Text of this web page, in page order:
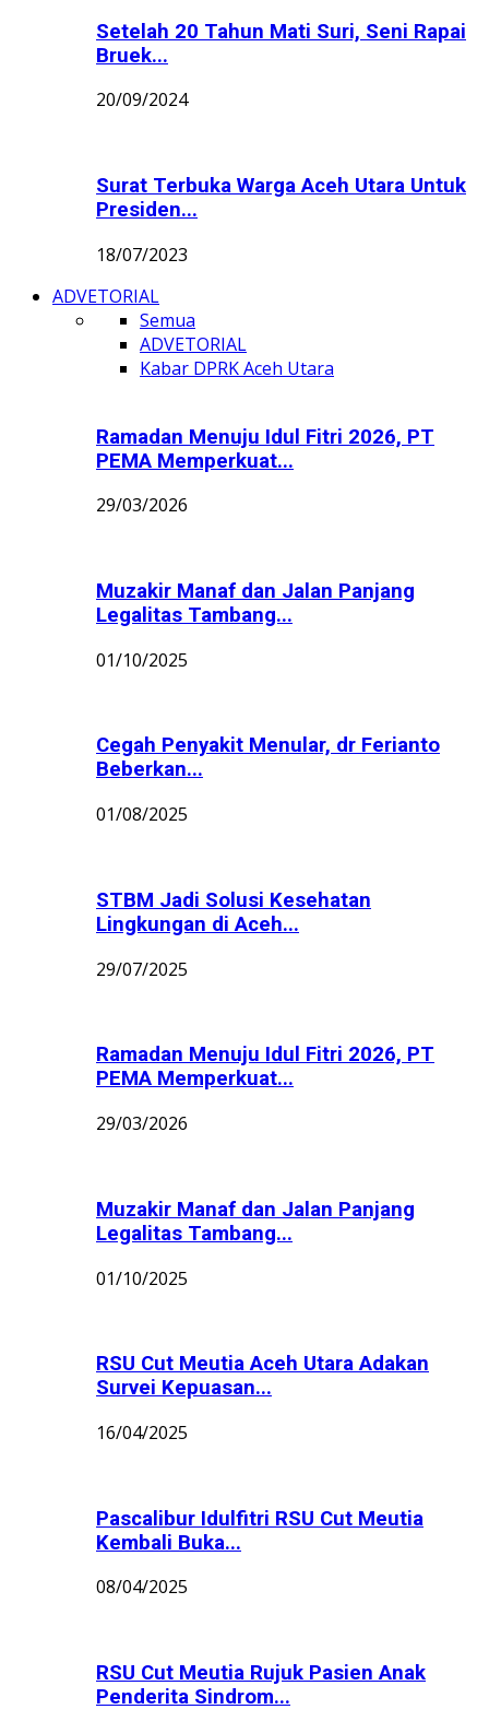
Setelah 20 Tahun Mati Suri, Seni Rapai
Bruek...
20/09/2024
Surat Terbuka Warga Aceh Utara Untuk
Presiden...
18/07/2023
ADVETORIAL
Semua
ADVETORIAL
Kabar DPRK Aceh Utara
Ramadan Menuju Idul Fitri 2026, PT
PEMA Memperkuat...
29/03/2026
Muzakir Manaf dan Jalan Panjang
Legalitas Tambang...
01/10/2025
Cegah Penyakit Menular, dr Ferianto
Beberkan...
01/08/2025
STBM Jadi Solusi Kesehatan
Lingkungan di Aceh...
29/07/2025
Ramadan Menuju Idul Fitri 2026, PT
PEMA Memperkuat...
29/03/2026
Muzakir Manaf dan Jalan Panjang
Legalitas Tambang...
01/10/2025
RSU Cut Meutia Aceh Utara Adakan
Survei Kepuasan...
16/04/2025
Pascalibur Idulfitri RSU Cut Meutia
Kembali Buka...
08/04/2025
RSU Cut Meutia Rujuk Pasien Anak
Penderita Sindrom...